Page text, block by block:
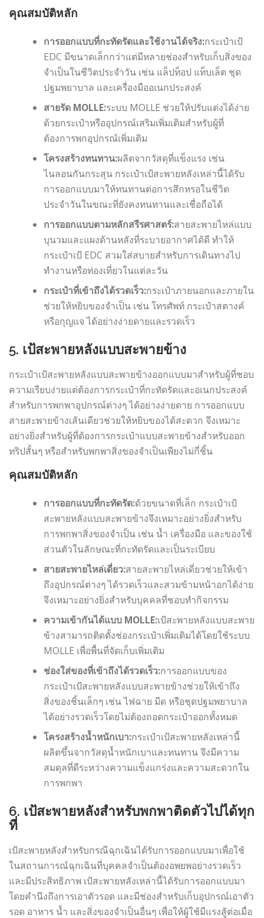
คุณสมบัติหลัก
การออกแบบที่กะทัดรัดและใช้งานได้จริง:กระเป๋าเป้
EDC มีขนาดเล็กกว่าแต่มีหลายช่องสำหรับเก็บสิ่งของ
จำเป็นในชีวิตประจำวัน เช่น แล็ปท็อป แท็บเล็ต ชุด
ปฐมพยาบาล และเครื่องมืออเนกประสงค์
สายรัด MOLLE:ระบบ MOLLE ช่วยให้ปรับแต่งได้ง่าย
ด้วยกระเป๋าหรืออุปกรณ์เสริมเพิ่มเติมสำหรับผู้ที่
ต้องการพกอุปกรณ์เพิ่มเติม
โครงสร้างทนทาน:ผลิตจากวัสดุที่แข็งแรง เช่น
ไนลอนกันกระสุน กระเป๋าเป้สะพายหลังเหล่านี้ได้รับ
การออกแบบมาให้ทนทานต่อการสึกหรอในชีวิต
ประจำวันในขณะที่ยังคงทนทานและเชื่อถือได้
การออกแบบตามหลักสรีรศาสตร์:สายสะพายไหล่แบบ
บุนวมและแผงด้านหลังที่ระบายอากาศได้ดี ทำให้
กระเป๋าเป้ EDC สวมใส่สบายสำหรับการเดินทางไป
ทำงานหรือท่องเที่ยวในแต่ละวัน
กระเป๋าที่เข้าถึงได้รวดเร็ว:กระเป๋าภายนอกและภายใน
ช่วยให้หยิบของจำเป็น เช่น โทรศัพท์ กระเป๋าสตางค์
หรือกุญแจ ได้อย่างง่ายดายและรวดเร็ว
5. เป้สะพายหลังแบบสะพายข้าง
กระเป๋าเป้สะพายหลังแบบสะพายข้างออกแบบมาสำหรับผู้ที่ชอบ
ความเรียบง่ายแต่ต้องการกระเป๋าที่กะทัดรัดและอเนกประสงค์
สำหรับการพกพาอุปกรณ์ต่างๆ ได้อย่างง่ายดาย การออกแบบ
สายสะพายข้างเส้นเดียวช่วยให้หยิบของได้สะดวก จึงเหมาะ
อย่างยิ่งสำหรับผู้ที่ต้องการกระเป๋าแบบสะพายข้างสำหรับออก
ทริปสั้นๆ หรือสำหรับพกพาสิ่งของจำเป็นเพียงไม่กี่ชิ้น
คุณสมบัติหลัก
การออกแบบที่กะทัดรัด:ด้วยขนาดที่เล็ก กระเป๋าเป้
สะพายหลังแบบสะพายข้างจึงเหมาะอย่างยิ่งสำหรับ
การพกพาสิ่งของจำเป็น เช่น น้ำ เครื่องมือ และของใช้
ส่วนตัวในลักษณะที่กะทัดรัดและเป็นระเบียบ
สายสะพายไหล่เดี่ยว:สายสะพายไหล่เดี่ยวช่วยให้เข้า
ถึงอุปกรณ์ต่างๆ ได้รวดเร็วและสวมข้ามหน้าอกได้ง่าย
จึงเหมาะอย่างยิ่งสำหรับบุคคลที่ชอบทำกิจกรรม
ความเข้ากันได้แบบ MOLLE:เป้สะพายหลังแบบสะพาย
ข้างสามารถติดตั้งช่องกระเป๋าเพิ่มเติมได้โดยใช้ระบบ
MOLLE เพื่อพื้นที่จัดเก็บเพิ่มเติม
ช่องใส่ของที่เข้าถึงได้รวดเร็ว:การออกแบบของ
กระเป๋าเป้สะพายหลังแบบสะพายข้างช่วยให้เข้าถึง
สิ่งของชิ้นเล็กๆ เช่น ไฟฉาย มีด หรือชุดปฐมพยาบาล
ได้อย่างรวดเร็วโดยไม่ต้องถอดกระเป๋าออกทั้งหมด
โครงสร้างน้ำหนักเบา:กระเป๋าเป้สะพายหลังเหล่านี้
ผลิตขึ้นจากวัสดุน้ำหนักเบาและทนทาน จึงมีความ
สมดุลที่ดีระหว่างความแข็งแกร่งและความสะดวกใน
การพกพา
6. เป้สะพายหลังสำหรับพกพาติดตัวไปได้ทุก
ที่
เป้สะพายหลังสำหรับกรณีฉุกเฉินได้รับการออกแบบมาเพื่อใช้
ในสถานการณ์ฉุกเฉินที่บุคคลจำเป็นต้องอพยพอย่างรวดเร็ว
และมีประสิทธิภาพ เป้สะพายหลังเหล่านี้ได้รับการออกแบบมา
โดยคำนึงถึงการเอาตัวรอด และมีช่องสำหรับเก็บอุปกรณ์เอาตัว
รอด อาหาร น้ำ และสิ่งของจำเป็นอื่นๆ เพื่อให้ผู้ใช้มีแรงสู้ต่อเมื่อ